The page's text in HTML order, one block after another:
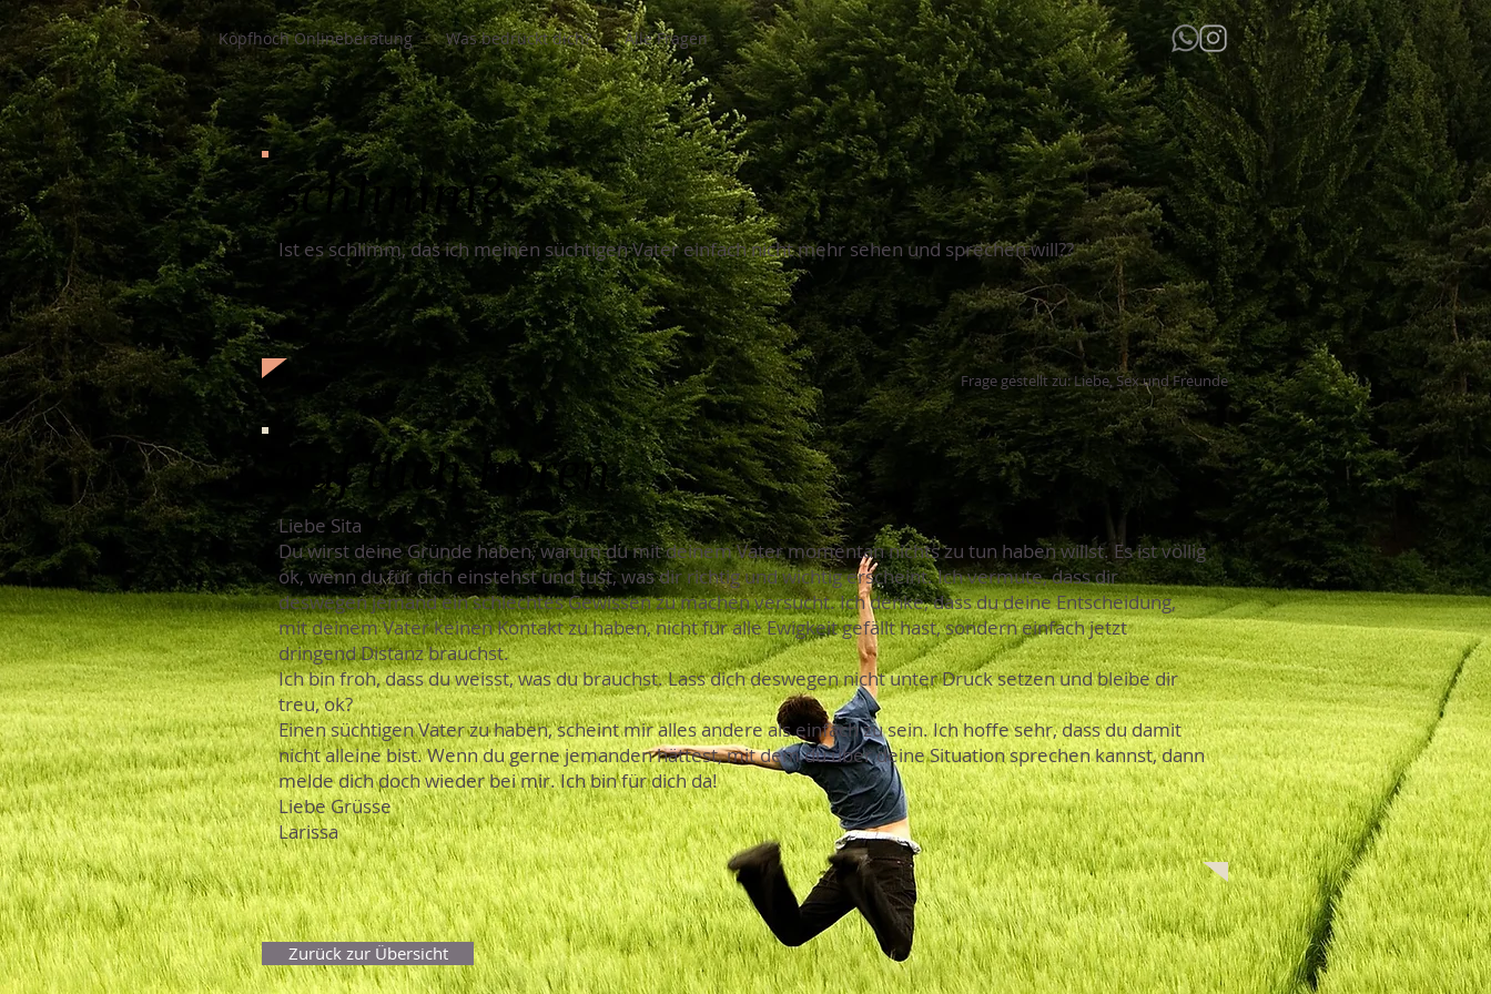
Kopfhoch Onlineberatung Was bedrückt dich? Alle Fragen
schlimm?
Ist es schlimm, das ich meinen süchtigen Vater einfach nicht mehr sehen und sprechen will??
Frage gestellt zu: Liebe, Sex und Freunde
auf dich hören
Liebe Sita
Du wirst deine Gründe haben, warum du mit deinem Vater momentan nichts zu tun haben willst. Es ist völlig
ok, wenn du für dich einstehst und tust, was dir richtig und wichtig erscheint. Ich vermute, dass dir
deswegen jemand ein schlechtes Gewissen zu machen versucht. Ich denke, dass du deine Entscheidung,
mit deinem Vater keinen Kontakt zu haben, nicht für alle Ewigkeit gefällt hast, sondern einfach jetzt
dringend Distanz brauchst.
Ich bin froh, dass du weisst, was du brauchst. Lass dich deswegen nicht unter Druck setzen und bleibe dir
treu, ok?
Einen süchtigen Vater zu haben, scheint mir alles andere als einfach zu sein. Ich hoffe sehr, dass du damit
nicht alleine bist. Wenn du gerne jemanden hättest, mit dem du über deine Situation sprechen kannst, dann
melde dich doch wieder bei mir. Ich bin für dich da!
Liebe Grüsse
Larissa
Zurück zur Übersicht